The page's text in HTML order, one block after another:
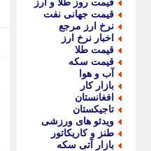
قیمت جهانی نفت
نرخ ارز مرجع
اخبار نرخ ارز
قیمت طلا
قیمت سکه
آب و هوا
بازار کار
افغانستان
تاجیکستان
ویدئو های ورزشی
طنز و کاریکاتور
بازار آتی سکه